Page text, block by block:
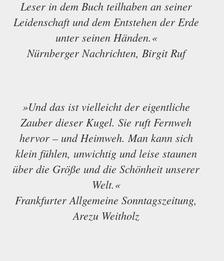
Leser in dem Buch teilhaben an seiner
Leidenschaft und dem Entstehen der Erde
unter seinen Händen.«
Nürnberger Nachrichten, Birgit Ruf
»Und das ist vielleicht der eigentliche
Zauber dieser Kugel. Sie ruft Fernweh
hervor – und Heimweh. Man kann sich
klein fühlen, unwichtig und leise staunen
über die Größe und die Schönheit unserer
Welt.«
Frankfurter Allgemeine Sonntagszeitung,
Arezu Weitholz